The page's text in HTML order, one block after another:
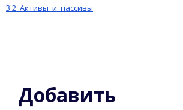
3.2_Активы_и_пассивы
Добавить